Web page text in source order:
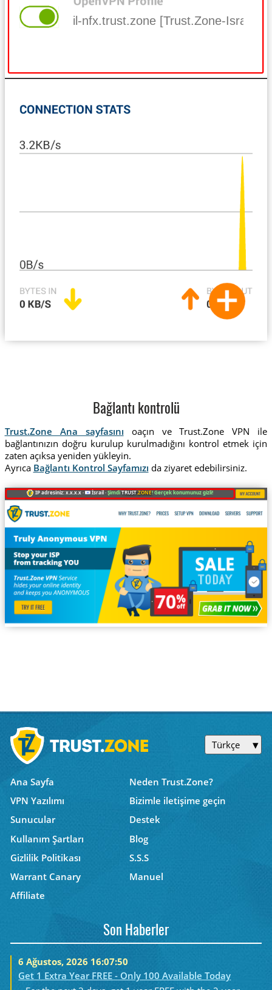
il-nfx.trust.zone [Trust.Zone-Israel-
Bağlantı kontrolü
Trust.Zone Ana sayfasını oaçın ve Trust.Zone VPN ile
bağlantınızın doğru kurulup kurulmadığını kontrol etmek için
zaten açıksa yeniden yükleyin.
Ayrıca Bağlantı Kontrol Sayfamızı da ziyaret edebilirsiniz.
IP adresiniz: x.x.x.x · İsrail ·ŞimdiTRUST.ZONE! Gerçek konumunuz gizli!
Türkçe
Ana Sayfa
Neden Trust.Zone?
VPN Yazılımı
Bizimle iletişime geçin
Sunucular
Destek
Kullanım Şartları
Blog
Gizlilik Politikası
S.S.S
Warrant Canary
Manuel
Affiliate
Son Haberler
6 Ağustos, 2026 16:07:50
Get 1 Extra Year FREE - Only 100 Available Today